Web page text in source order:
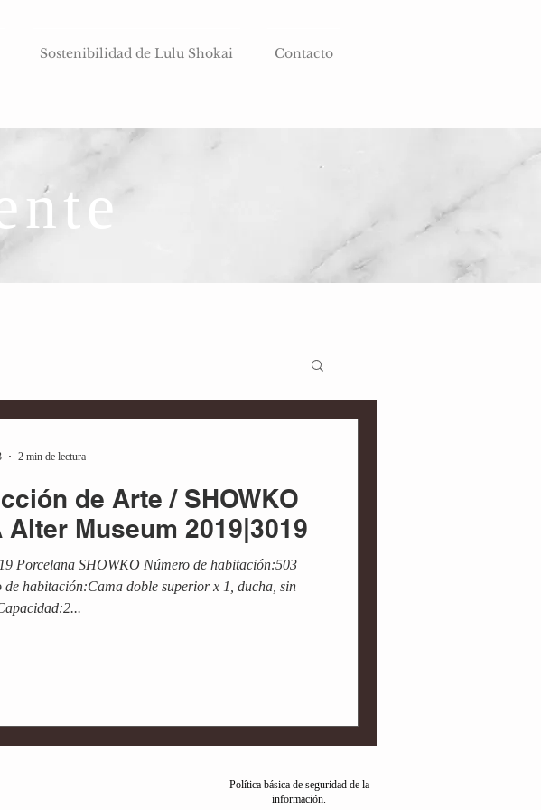
Sostenibilidad de Lulu Shokai Contacto
de Arte / SHOWKO
Alter Museum 2019|3019
Porcelana SHOWKO Número de habitación:503 |
de habitación:Cama doble superior x 1, ducha, sin
2 min de lectura
Política básica de seguridad de la
información.